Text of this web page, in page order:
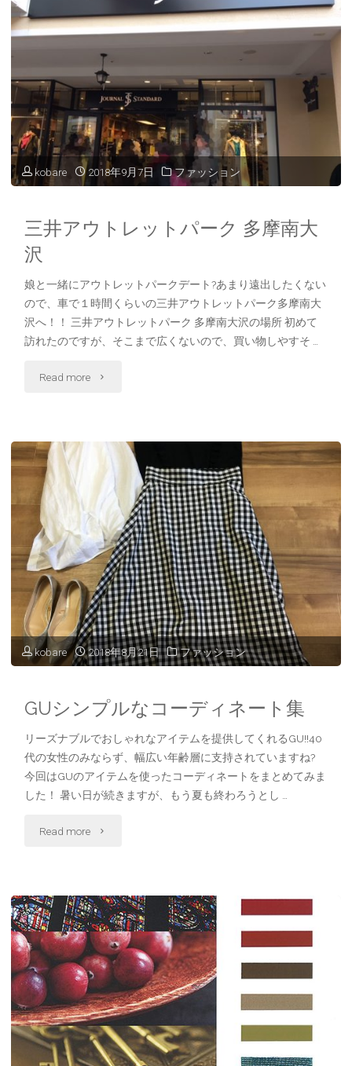
コ
デ"
ゼ
ッ
ト
秋
コ
デ"
kobare 2018年9月7日 ファッション
三井アウトレットパーク 多摩南大
沢
娘と一緒にアウトレットパークデート?あまり遠出したくない
ので、車で１時間くらいの三井アウトレットパーク多摩南大
沢へ！！ 三井アウトレットパーク 多摩南大沢の場所 初めて
訪れたのですが、そこまで広くないので、買い物しやすそ …
Read more "三
ト
レ
ッ
ト
パ
ー
多
摩
南
kobare 2018年8月21日 ファッション
GUシンプルなコーディネート集
リーズナブルでおしゃれなアイテムを提供してくれるGU!!40
代の女性のみならず、幅広い年齢層に支持されていますね?
今回はGUのアイテムを使ったコーディネートをまとめてみま
した！ 暑い日が続きますが、もう夏も終わろうとし …
Read more "GU
ン
プ
ル
な
コ
ー